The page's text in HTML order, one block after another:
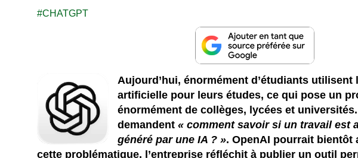
CHATGPT
Aujourd’hui, énormément d’étudiants utilisent
artificielle pour leurs études, ce qui pose un
énormément de collèges, lycées et
demandent« comment savoir si un travail est
généré par une IA ? ». OpenAI pourrait bientôt
cette problématique, l’entreprise réfléchit à publier un outil